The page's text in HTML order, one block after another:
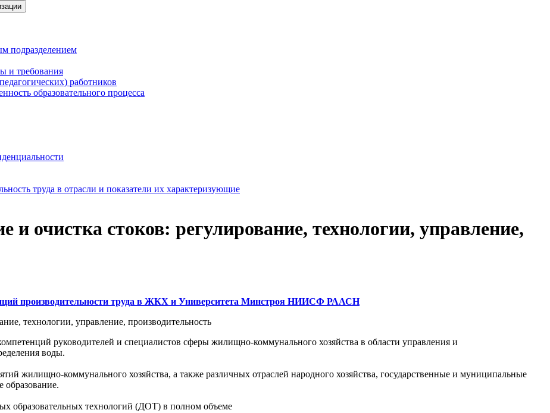
подразделением
и требования
работников
образовательного процесса
труда в отрасли и показатели их характеризующие
и очистка стоков: регулирование, технологии, управление,
производительности труда в ЖКХ и Университета Минстроя НИИСФ РААСН
технологии, управление, производительность
руководителей и специалистов сферы жилищно-коммунального хозяйства в области управления и
воды.
жилищно-коммунального хозяйства, а также различных отраслей народного хозяйства, государственные и муниципальные
образовательных технологий (ДОТ) в полном объеме